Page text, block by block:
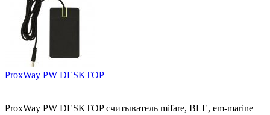
ProxWay PW DESKTOP
ProxWay PW DESKTOP считыватель mifare, BLE, em-marine